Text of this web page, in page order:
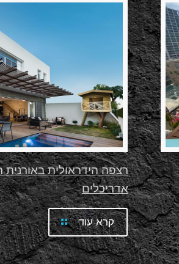
רצפה הידראולית באורנית
אדריכלים
קרא עוד